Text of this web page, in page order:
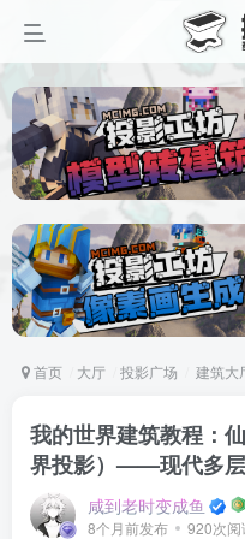
首页 大厅 投影广场 建筑大
我的世界建筑教程：
界投影）——现代多层
咸到老时变成鱼
8个月前发布 920次阅